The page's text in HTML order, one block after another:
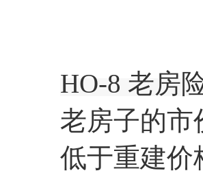
HO-8 老房
老房子的市
低于重建价